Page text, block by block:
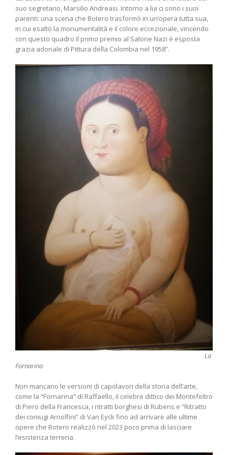
suo segretario, Marsilio Andreasi. Intorno a lui ci sono i suoi
parenti: una scena che Botero trasformò in un’opera tutta sua,
in cui esaltò la monumentalità e il colore eccezionale, vincendo
con questo quadro il primo premio al Salone Nazi è esposta
grazia adonale di Pittura della Colombia nel 1958”.
La
Fornarina
Non mancano le versioni di capolavori della storia dell’arte,
come la “Fornarina” di Raffaello, il celebre dittico dei Montefeltro
di Piero della Francesca, i ritratti borghesi di Rubens e “Ritratto
dei coniugi Arnolfini” di Van Eyck fino ad arrivare alle ultime
opere che Botero realizzò nel 2023 poco prima di lasciare
l’esistenza terrena.